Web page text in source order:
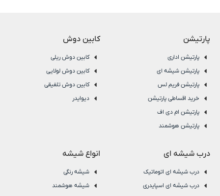
پارتیشن
پارتیشن اداری
پارتیشن شیشه ای
پارتیشن فریم لس
خرید اقساطی پارتیشن
پارتیشن ام دی اف
پارتیشن هوشمند
کابین دوش
کابین دوش ریلی
کابین دوش لولایی
کابین دوش تلفیقی
دیوایدر
درب شیشه ای
درب شیشه ای اتوماتیک
درب شیشه ای اسپایدری
انواع شیشه
شیشه رنگی
شیشه هوشمند